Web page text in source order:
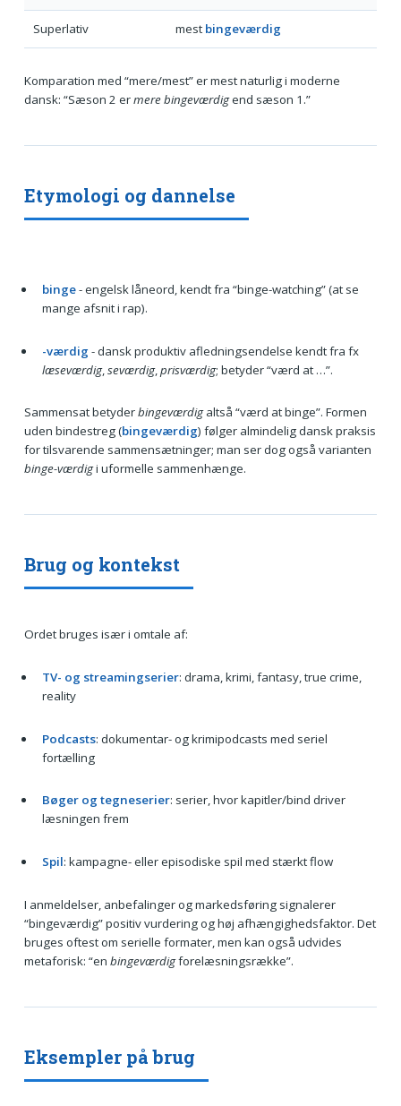
Superlativ mest bingeværdig
Komparation med “mere/mest” er mest naturlig i moderne
dansk: “Sæson 2 ermere bingeværdigend sæson 1.”
Etymologi og dannelse
binge- engelsk låneord, kendt fra “binge-watching” (at se
mange afsnit i rap).
-værdig - dansk produktiv afledningsendelse kendt fra fx
læseværdig, seværdig, prisværdig; betyder “værd at …”.
Sammensat betyderbingeværdigaltså “værd at binge”. Formen
uden bindestreg (bingeværdig) følger almindelig dansk praksis
for tilsvarende sammensætninger; man ser dog også varianten
binge-værdigi uformelle sammenhænge.
Brug og kontekst
Ordet bruges især i omtale af:
TV- og streamingserier: drama, krimi, fantasy, true crime,
reality
Podcasts: dokumentar- og krimipodcasts med seriel
fortælling
Bøger og tegneserier: serier, hvor kapitler/bind driver
læsningen frem
Spil: kampagne- eller episodiske spil med stærkt flow
I anmeldelser, anbefalinger og markedsføring signalerer
“bingeværdig” positiv vurdering og høj afhængighedsfaktor. Det
bruges oftest om serielle formater, men kan også udvides
metaforisk: “en bingeværdigforelæsningsrække”.
Eksempler på brug